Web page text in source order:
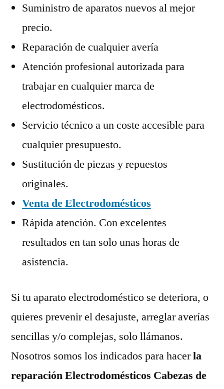
Suministro de aparatos nuevos al mejor
precio.
Reparación de cualquier avería
Atención profesional autorizada para
trabajar en cualquier marca de
electrodomésticos.
Servicio técnico a un coste accesible para
cualquier presupuesto.
Sustitución de piezas y repuestos
originales.
Venta de Electrodomésticos
Rápida atención. Con excelentes
resultados en tan solo unas horas de
asistencia.
Si tu aparato electrodoméstico se deteriora, o
quieres prevenir el desajuste, arreglar averías
sencillas y/o complejas, solo llámanos.
Nosotros somos los indicados para hacerla
reparación Electrodomésticos Cabezas de